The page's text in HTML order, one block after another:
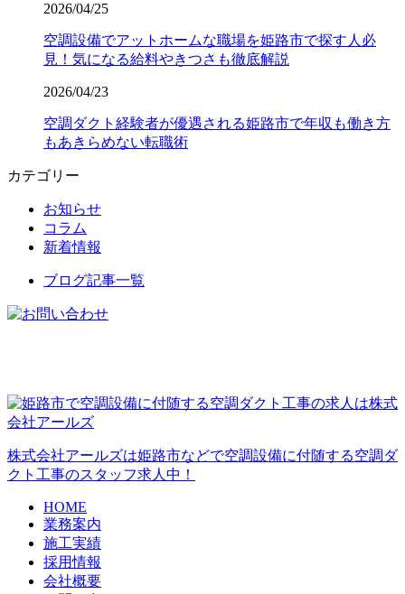
2026/04/25
空調設備でアットホームな職場を姫路市で探す人必
見！気になる給料やきつさも徹底解説
2026/04/23
空調ダクト経験者が優遇される姫路市で年収も働き方
もあきらめない転職術
カテゴリー
お知らせ
コラム
新着情報
ブログ記事一覧
株式会社アールズは姫路市などで空調設備に付随する空調ダ
クト工事のスタッフ求人中！
HOME
業務案内
施工実績
採用情報
会社概要